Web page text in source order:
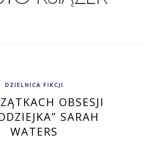
DZIELNICA FIKCJI
OBSESJI
SARAH
WATERS